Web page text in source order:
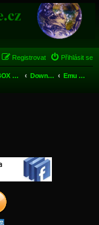
Přihlásit se
Registrovat
HD-BOX FS-9105 HD PVR Download - HD-BOX FS-9105 PVR Emu pluginy HD-BOX FS-9105 PVR